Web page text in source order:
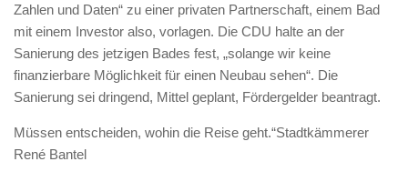
Zahlen und Daten“ zu einer privaten Partnerschaft, einem Bad
mit einem Investor also, vorlagen. Die CDU halte an der
Sanierung des jetzigen Bades fest, „solange wir keine
finanzierbare Möglichkeit für einen Neubau sehen“. Die
Sanierung sei dringend, Mittel geplant, Fördergelder beantragt.
Müssen entscheiden, wohin die Reise geht.“Stadtkämmerer
René Bantel